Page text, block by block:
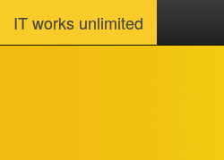
IT works unlimited